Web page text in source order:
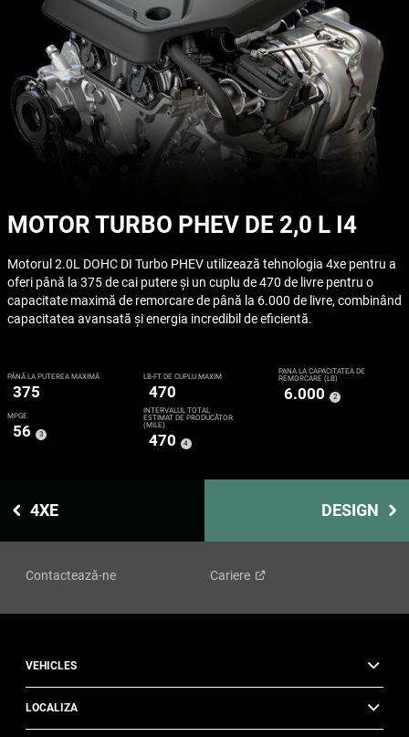
MOTOR TURBO PHEV DE 2,0 L I4
Motorul 2.0L DOHC DI Turbo PHEV utilizează tehnologia 4xe pentru a
oferi până la 375 de cai putere și un cuplu de 470 de livre pentru o
capacitate maximă de remorcare de până la 6.000 de livre, combinând
capacitatea avansată și energia incredibil de eficientă.
PÂNĂ LA PUTEREA MAXIMĂ
375
LB-FT DE CUPLU MAXIM
470
PÂNĂ LA CAPACITATEA DE
REMORCARE (LB)
6.000
(
Disclosure
2)
MPGE
56
(
Disclosure
3)
INTERVALUL TOTAL
ESTIMAT DE PRODUCĂTOR
(MILE)
470
(
Disclosure
4)
4XE DESIGN
Contactează-ne Cariere
VEHICLES
LOCALIZA